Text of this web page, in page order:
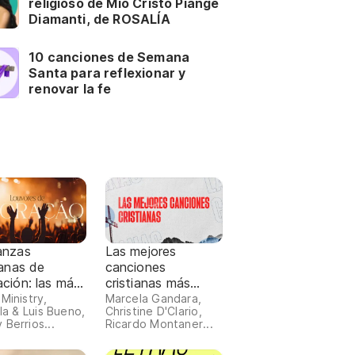
religioso de Mio Cristo Piange
Diamanti, de ROSALÍA
10 canciones de Semana
Santa para reflexionar y
renovar la fe
de
las más
2026
& Luis Bueno,
Berrios...
Las mejores
canciones
cristianas más
escuchadas 2024
Marcela Gandara,
Christine D'Clario,
Ricardo Montaner...